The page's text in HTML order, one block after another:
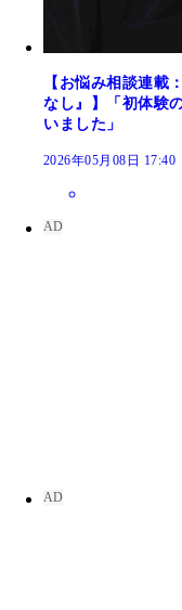
【お悩み相談連載
なし』】「初体験
いました」
2026年05月08日 17:40